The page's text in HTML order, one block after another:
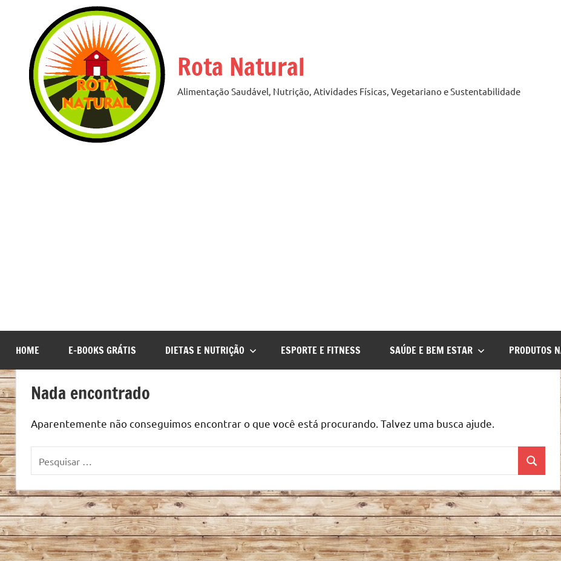
conteúdo
Rota Natural
Alimentação Saudável, Nutrição, Atividades Físicas, Vegetariano e Sustentabilidade
HOME E-BOOKS GRÁTIS DIETAS E NUTRIÇÃO ESPORTE E FITNESS SAÚDE E BEM ESTAR PRODUTOS
Nada encontrado
Aparentemente não conseguimos encontrar o que você está procurando. Talvez uma busca ajude.
Pesquisar
por: